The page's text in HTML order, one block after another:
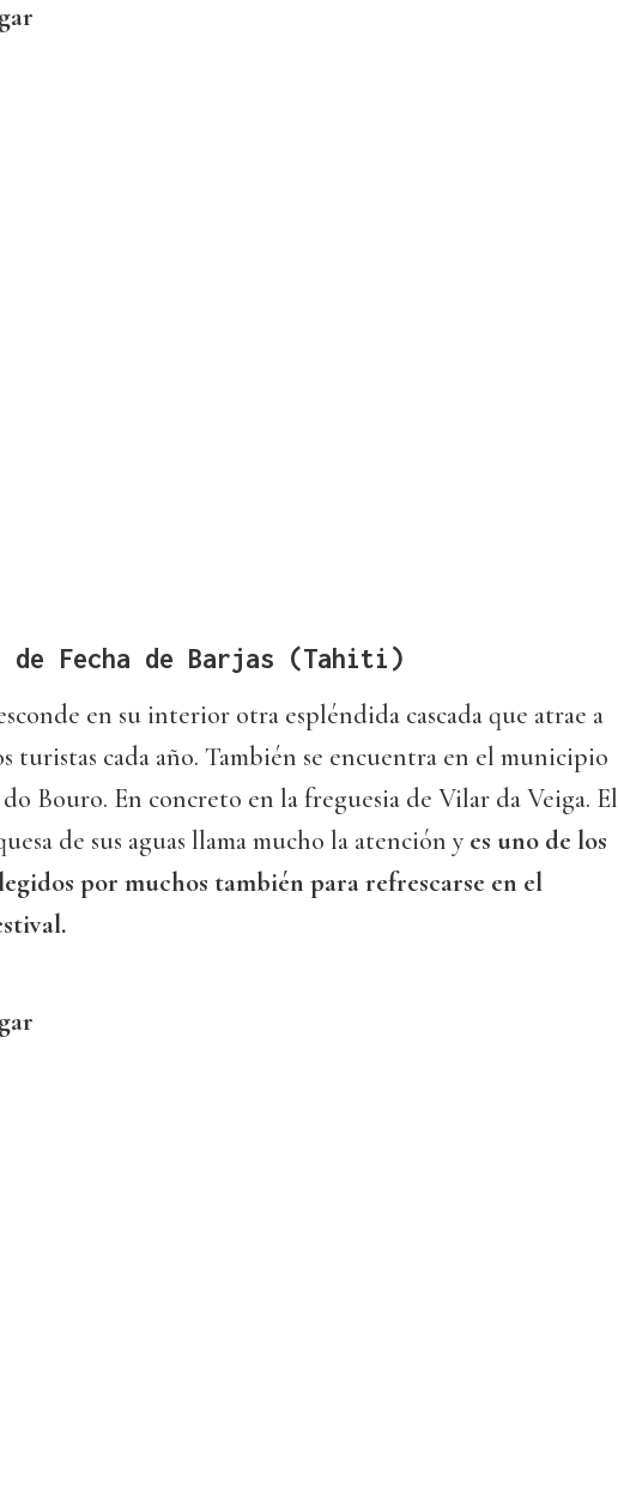
de Fecha de Barjas (Tahiti)
en su interior otra espléndida cascada que atrae a
turistas cada año. También se encuentra en el municipio
do Bouro. En concreto en la freguesia de Vilar da Veiga. El
de sus aguas llama mucho la atención y es uno de los
por muchos también para refrescarse en el